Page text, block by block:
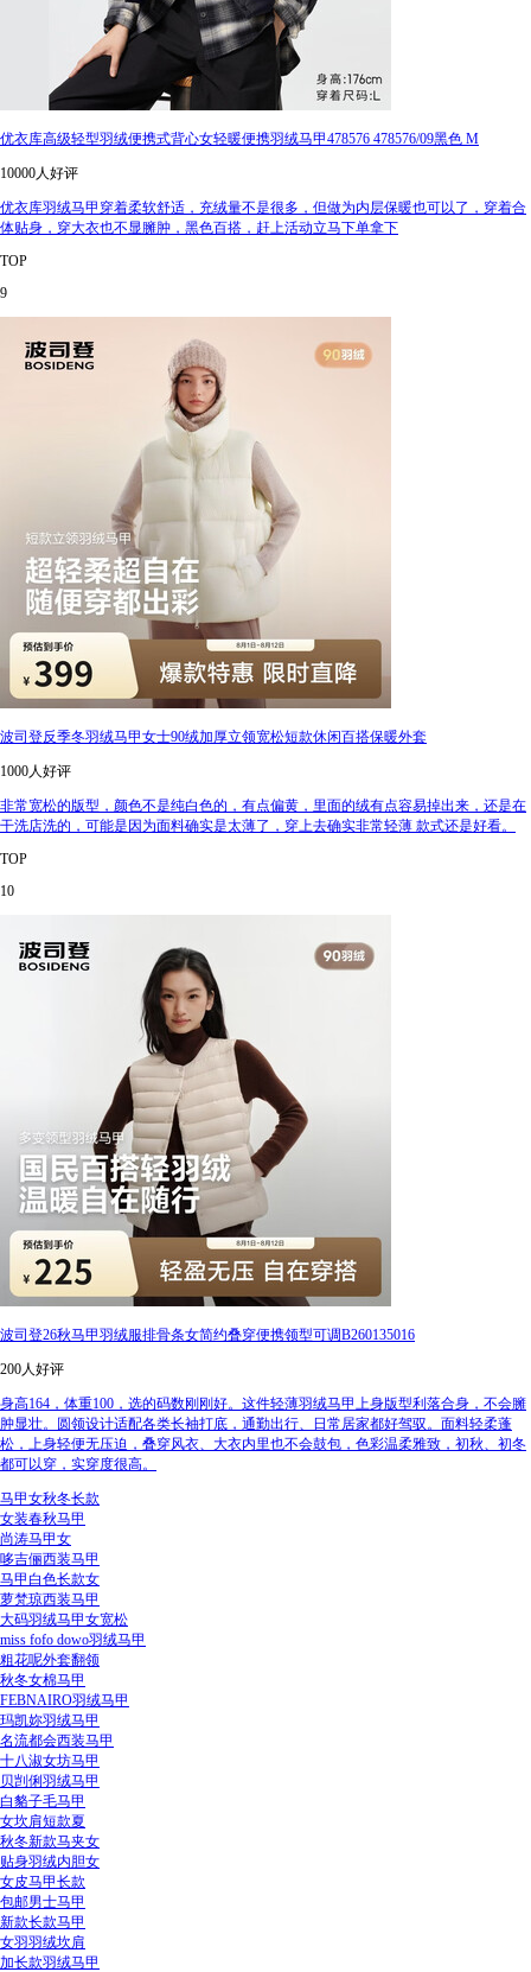
优衣库高级轻型羽绒便携式背心女轻暖便携羽绒马甲478576 478576/09黑色 M
10000人好评
优衣库羽绒马甲穿着柔软舒适，充绒量不是很多，但做为内层保暖也可以了，穿着合
体贴身，穿大衣也不显臃肿，黑色百搭，赶上活动立马下单拿下
TOP
9
波司登反季冬羽绒马甲女士90绒加厚立领宽松短款休闲百搭保暖外套
1000人好评
非常宽松的版型，颜色不是纯白色的，有点偏黄，里面的绒有点容易掉出来，还是在
干洗店洗的，可能是因为面料确实是太薄了，穿上去确实非常轻薄 款式还是好看。
TOP
10
波司登26秋马甲羽绒服排骨条女简约叠穿便携领型可调B260135016
200人好评
身高164，体重100，选的码数刚刚好。这件轻薄羽绒马甲上身版型利落合身，不会臃
肿显壮。圆领设计适配各类长袖打底，通勤出行、日常居家都好驾驭。面料轻柔蓬
松，上身轻便无压迫，叠穿风衣、大衣内里也不会鼓包，色彩温柔雅致，初秋、初冬
都可以穿，实穿度很高。
马甲女秋冬长款
女装春秋马甲
尚涛马甲女
哆吉俪西装马甲
马甲白色长款女
萝梵琼西装马甲
大码羽绒马甲女宽松
miss fofo dowo羽绒马甲
粗花呢外套翻领
秋冬女棉马甲
FEBNAIRO羽绒马甲
玛凯妳羽绒马甲
名流都会西装马甲
十八淑女坊马甲
贝剀俐羽绒马甲
白貉子毛马甲
女坎肩短款夏
秋冬新款马夹女
贴身羽绒内胆女
女皮马甲长款
包邮男士马甲
新款长款马甲
女羽羽绒坎肩
加长款羽绒马甲